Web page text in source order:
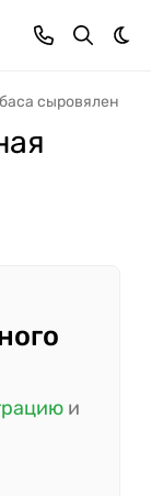
сыровяленная
и